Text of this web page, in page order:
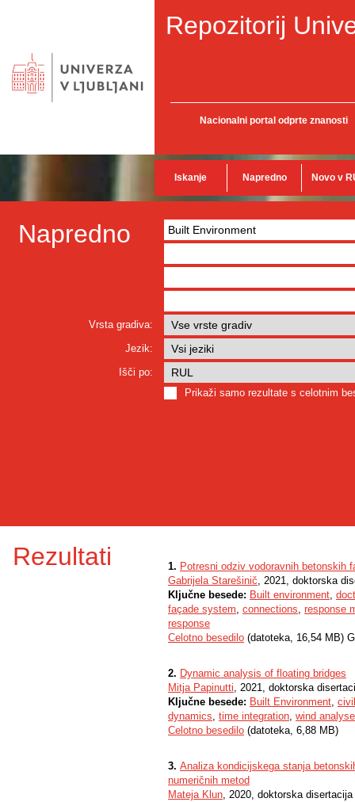
Repozitorij
Nacionalni portal odprte znanosti
Iskanje Napredno Novo v
Napredno
Vrsta gradiva:
Jezik:
Išči po:
Prikaži samo rezultate s celotnim
Rezultati 1. Potresni odziv vodoravnih betonskih
Gabrijela Starešinič, 2021, doktorska
Ključne besede: Built environment,
façade system, connections, response
response
Celotno besedilo (datoteka, 16,54 MB)
2. Dynamic analysis of floating bridges
Mitja Papinutti, 2021, doktorska
Ključne besede: Built Environment,
dynamics, time integration, wind
Celotno besedilo (datoteka, 6,88 MB)
3. Analiza kondicijskega stanja
numeričnih metod
Mateja Klun, 2020, doktorska disertacija